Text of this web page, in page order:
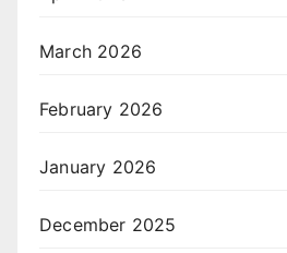
March 2026
February 2026
January 2026
December 2025